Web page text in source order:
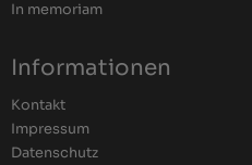
In memoriam
Informationen
Kontakt
Impressum
Datenschutz